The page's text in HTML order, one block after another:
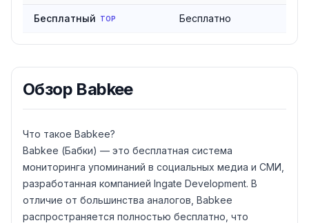
Бесплатный TOP Бесплатно
Обзор Babkee
Что такое Babkee?
Babkee (Бабки) — это бесплатная система
мониторинга упоминаний в социальных медиа и СМИ,
разработанная компанией Ingate Development. В
отличие от большинства аналогов, Babkee
распространяется полностью бесплатно, что